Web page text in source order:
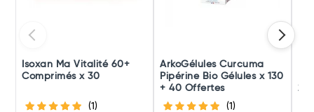
Isoxan Ma Vitalité 60+
Comprimés x 30
(1)
ArkoGélules Curcuma
Pipérine Bio Gélules x 130
+ 40 Offertes
(1)